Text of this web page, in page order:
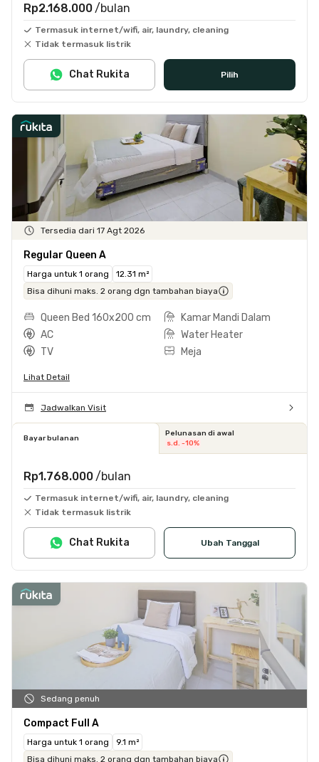
Rp2.168.000 /bulan
Termasuk internet/wifi, air, laundry, cleaning
Tidak termasuk listrik
Pilih
Chat Rukita
Tersedia dari 17 Agt 2026
Regular Queen A
Harga untuk 1 orang
12.31 m²
Bisa dihuni maks. 2 orang dgn tambahan biaya
Queen Bed 160x200 cm
Kamar Mandi Dalam
AC
Water Heater
TV
Meja
Lihat Detail
Jadwalkan Visit
Bayar bulanan
Pelunasan di awal
s.d. -10%
Rp1.768.000 /bulan
Termasuk internet/wifi, air, laundry, cleaning
Tidak termasuk listrik
Ubah Tanggal
Chat Rukita
Sedang penuh
Compact Full A
Harga untuk 1 orang
9.1 m²
Bisa dihuni maks. 2 orang dgn tambahan biaya